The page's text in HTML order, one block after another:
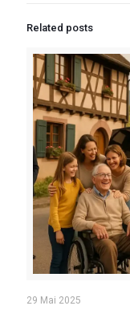
Related posts
29 Mai 2025